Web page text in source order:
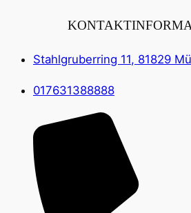
Stahlgruberring 11, 81829
017631388888